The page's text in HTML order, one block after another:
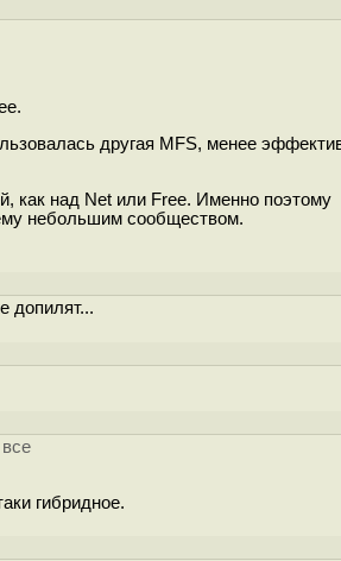
другая MFS, менее
как над Net или Free. Именно поэтому
небольшим сообществом.
допилят...
гибридное.